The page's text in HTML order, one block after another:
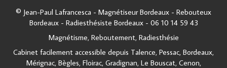
© Jean-Paul Lafrancesca - Magnétiseur Bordeaux - Rebouteux
Bordeaux - Radiesthésiste Bordeaux - 06 10 14 59 43
Magnétisme, Reboutement, Radiesthésie
Cabinet facilement accessible depuis Talence, Pessac, Bordeaux,
Mérignac, Bègles, Floirac, Gradignan, Le Bouscat, Cenon,